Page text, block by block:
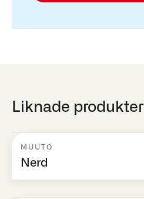
Liknade produkter
MUUTO
Nerd